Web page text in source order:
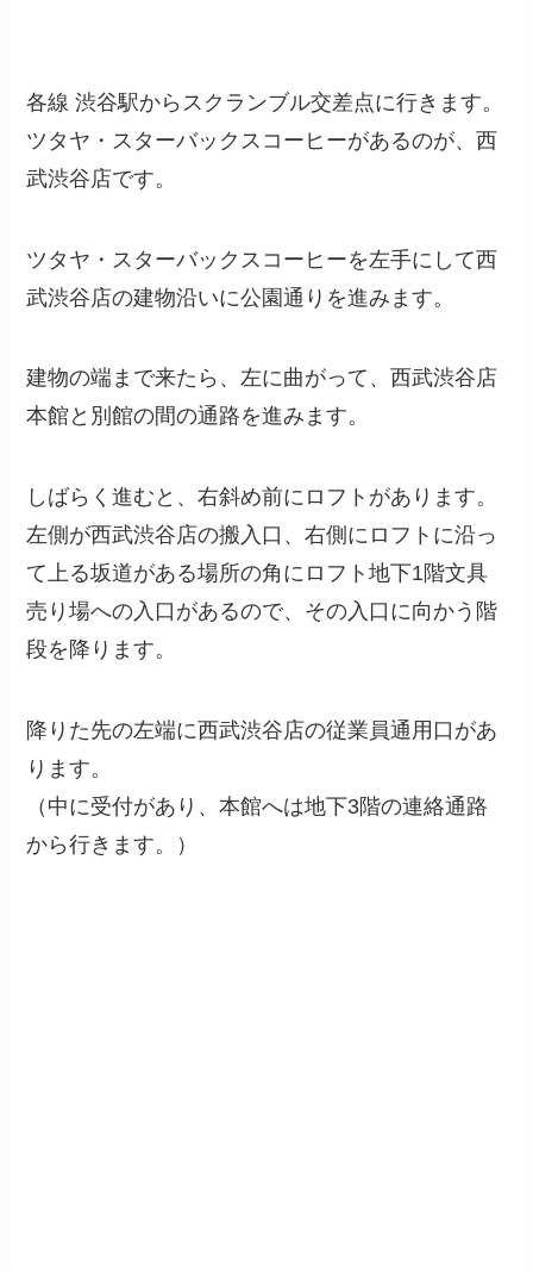
各線 渋谷駅からスクランブル交差点に行きます。
ツタヤ・スターバックスコーヒーがあるのが、西
武渋谷店です。
ツタヤ・スターバックスコーヒーを左手にして西
武渋谷店の建物沿いに公園通りを進みます。
建物の端まで来たら、左に曲がって、西武渋谷店
本館と別館の間の通路を進みます。
しばらく進むと、右斜め前にロフトがあります。
左側が西武渋谷店の搬入口、右側にロフトに沿っ
て上る坂道がある場所の角にロフト地下1階文具
売り場への入口があるので、その入口に向かう階
段を降ります。
降りた先の左端に西武渋谷店の従業員通用口があ
ります。
（中に受付があり、本館へは地下3階の連絡通路
から行きます。）